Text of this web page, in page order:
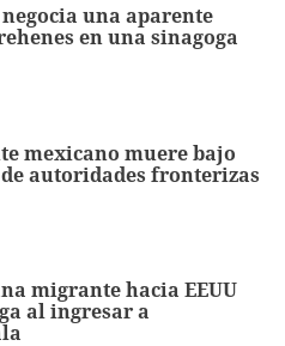
una aparente
en una sinagoga
mexicano muere bajo
autoridades fronterizas
migrante hacia EEUU
al ingresar a